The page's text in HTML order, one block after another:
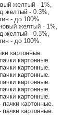
желтый - 1%,
желтый - 0.3%,
- до 100%.
желтый - 1%,
желтый - 0.3%,
- до 100%.
картонные.
картонные.
картонные.
картонные.
картонные.
картонные.
картонные.
картонные.
картонные.